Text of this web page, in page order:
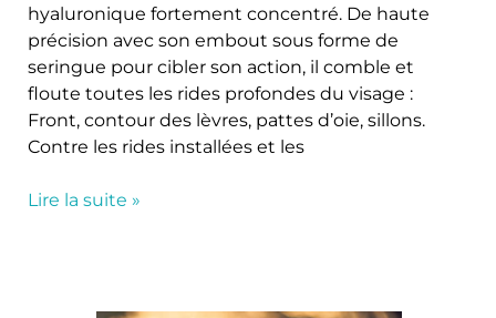
hyaluronique fortement concentré. De haute
précision avec son embout sous forme de
seringue pour cibler son action, il comble et
floute toutes les rides profondes du visage :
Front, contour des lèvres, pattes d’oie, sillons.
Contre les rides installées et les
Lire la suite »